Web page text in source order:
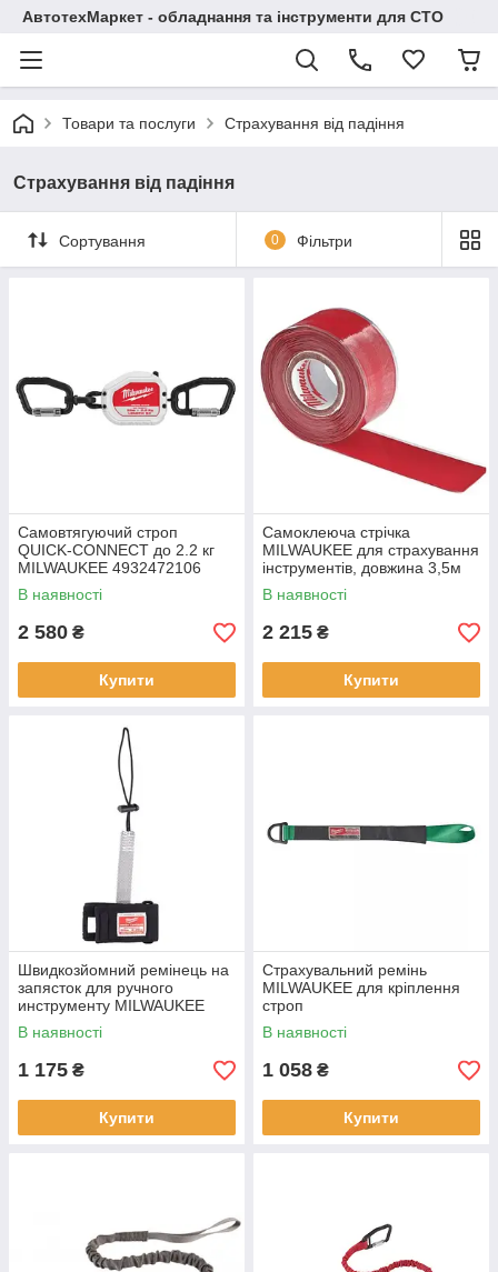
АвтотехМаркет - обладнання та інструменти для СТО
Товари та послуги Страхування від падіння
Страхування від падіння
Сортування 0 Фільтри
Самовтягуючий строп
QUICK-CONNECT до 2.2 кг
MILWAUKEE 4932472106
В наявності
2 580 ₴
Купити
Самоклеюча стрічка
MILWAUKEE для страхування
інструментів, довжина 3,5м
В наявності
2 215 ₴
Купити
Швидкозйомний ремінець на
запясток для ручного
инструменту MILWAUKEE
4932472108
В наявності
1 175 ₴
Купити
Страхувальний ремінь
MILWAUKEE для кріплення
строп
В наявності
1 058 ₴
Купити